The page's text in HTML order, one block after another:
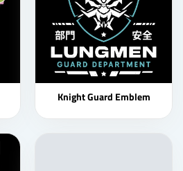
Knight Guard Emblem